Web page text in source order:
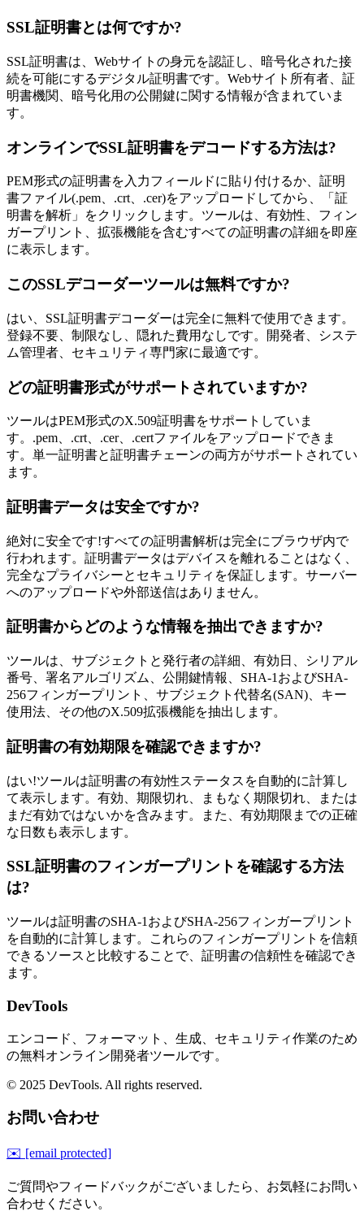
SSL証明書とは何ですか?
SSL証明書は、Webサイトの身元を認証し、暗号化された接
続を可能にするデジタル証明書です。Webサイト所有者、証
明書機関、暗号化用の公開鍵に関する情報が含まれていま
す。
オンラインでSSL証明書をデコードする方法は?
PEM形式の証明書を入力フィールドに貼り付けるか、証明
書ファイル(.pem、.crt、.cer)をアップロードしてから、「証
明書を解析」をクリックします。ツールは、有効性、フィン
ガープリント、拡張機能を含むすべての証明書の詳細を即座
に表示します。
このSSLデコーダーツールは無料ですか?
はい、SSL証明書デコーダーは完全に無料で使用できます。
登録不要、制限なし、隠れた費用なしです。開発者、システ
ム管理者、セキュリティ専門家に最適です。
どの証明書形式がサポートされていますか?
ツールはPEM形式のX.509証明書をサポートしていま
す。.pem、.crt、.cer、.certファイルをアップロードできま
す。単一証明書と証明書チェーンの両方がサポートされてい
ます。
証明書データは安全ですか?
絶対に安全です!すべての証明書解析は完全にブラウザ内で
行われます。証明書データはデバイスを離れることはなく、
完全なプライバシーとセキュリティを保証します。サーバー
へのアップロードや外部送信はありません。
証明書からどのような情報を抽出できますか?
ツールは、サブジェクトと発行者の詳細、有効日、シリアル
番号、署名アルゴリズム、公開鍵情報、SHA-1およびSHA-
256フィンガープリント、サブジェクト代替名(SAN)、キー
使用法、その他のX.509拡張機能を抽出します。
証明書の有効期限を確認できますか?
はい!ツールは証明書の有効性ステータスを自動的に計算し
て表示します。有効、期限切れ、まもなく期限切れ、または
まだ有効ではないかを含みます。また、有効期限までの正確
な日数も表示します。
SSL証明書のフィンガープリントを確認する方法
は?
ツールは証明書のSHA-1およびSHA-256フィンガープリント
を自動的に計算します。これらのフィンガープリントを信頼
できるソースと比較することで、証明書の信頼性を確認でき
ます。
DevTools
エンコード、フォーマット、生成、セキュリティ作業のため
の無料オンライン開発者ツールです。
© 2025 DevTools. All rights reserved.
お問い合わせ
✉️ [email protected]
ご質問やフィードバックがございましたら、お気軽にお問い
合わせください。